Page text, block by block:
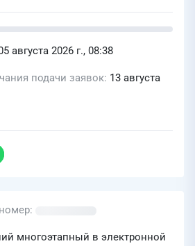
августа 2026 г., 08:38
подачи заявок 13 августа
многоэтапный в электронной